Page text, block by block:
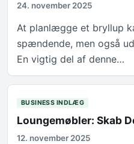
24. november 2025
At planlægge et bryllup
spændende, men også
En vigtig del af denne…
BUSINESS INDLÆG
Loungemøbler: Skab
12. november 2025